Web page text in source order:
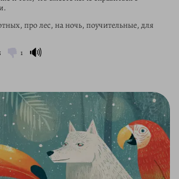
про лес, на ночь, поучительные, для
1 🔊